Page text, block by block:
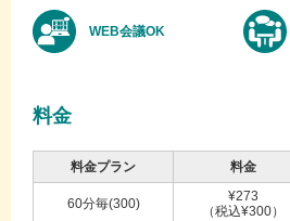
WEB会議OK
料金
料金プラン 料金
60分毎(300)
¥273
（税込¥300）